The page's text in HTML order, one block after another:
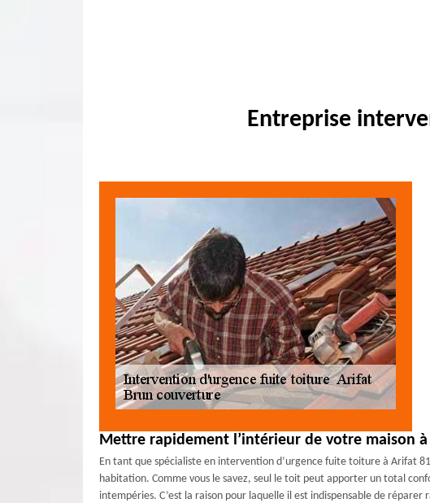
Entreprise
Mettre rapidement l’intérieur de votre maison
En tant que spécialiste en intervention d’urgence fuite toiture à Arifat
habitation. Comme vous le savez, seul le toit peut apporter un total
intempéries. C’est la raison pour laquelle il est indispensable de